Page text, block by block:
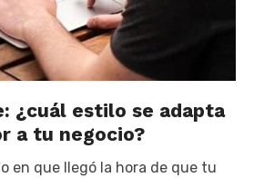
¿cuál estilo se adapta
a tu negocio?
en que llegó la hora de que tu